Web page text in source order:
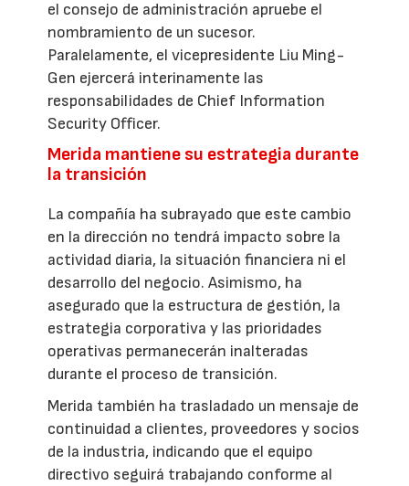
el consejo de administración apruebe el
nombramiento de un sucesor.
Paralelamente, el vicepresidente Liu Ming-
Gen ejercerá interinamente las
responsabilidades de Chief Information
Security Officer.
Merida mantiene su estrategia durante
la transición
La compañía ha subrayado que este cambio
en la dirección no tendrá impacto sobre la
actividad diaria, la situación financiera ni el
desarrollo del negocio. Asimismo, ha
asegurado que la estructura de gestión, la
estrategia corporativa y las prioridades
operativas permanecerán inalteradas
durante el proceso de transición.
Merida también ha trasladado un mensaje de
continuidad a clientes, proveedores y socios
de la industria, indicando que el equipo
directivo seguirá trabajando conforme al